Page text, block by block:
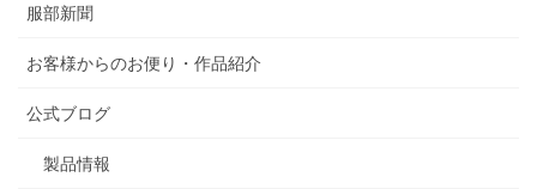
服部新聞
お客様からのお便り・作品紹介
公式ブログ
製品情報